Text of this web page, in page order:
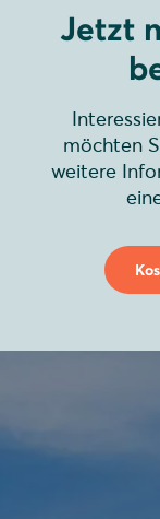
Jetzt
möchten
weitere